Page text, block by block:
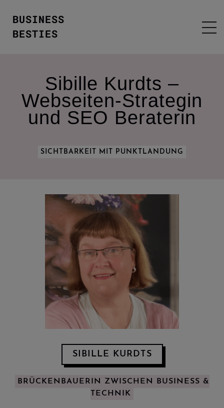
BUSINESS
BESTIES
Sibille Kurdts –
Webseiten-Strategin
und SEO Beraterin
SICHTBARKEIT MIT PUNKTLANDUNG
SIBILLE KURDTS
BRÜCKENBAUERIN ZWISCHEN BUSINESS &
TECHNIK